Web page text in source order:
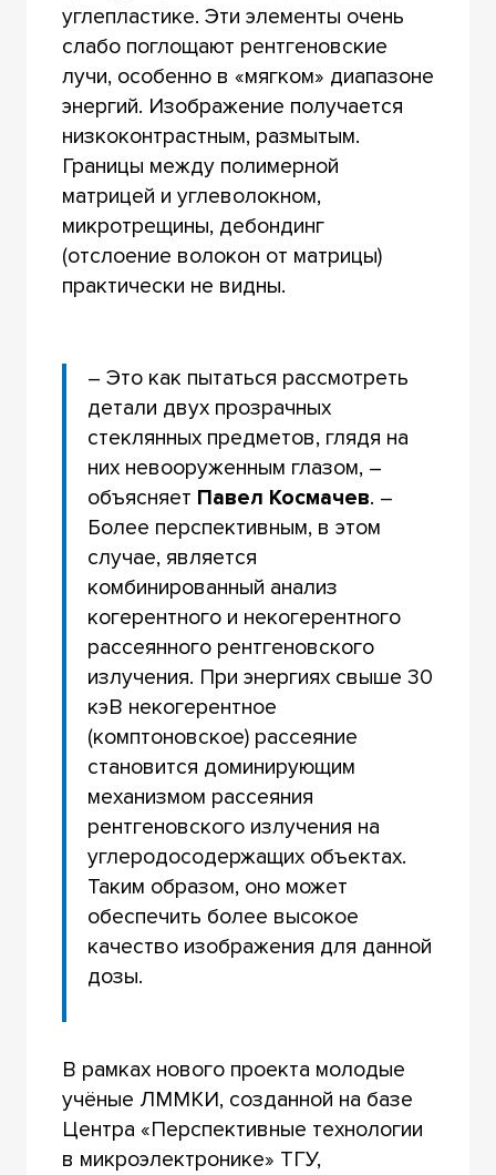
углепластике. Эти элементы очень
слабо поглощают рентгеновские
лучи, особенно в «мягком» диапазоне
энергий. Изображение получается
низкоконтрастным, размытым.
Границы между полимерной
матрицей и углеволокном,
микротрещины, дебондинг
(отслоение волокон от матрицы)
практически не видны.
– Это как пытаться рассмотреть
детали двух прозрачных
стеклянных предметов, глядя на
них невооруженным глазом, –
объясняет Павел Космачев. –
Более перспективным, в этом
случае, является
комбинированный анализ
когерентного и некогерентного
рассеянного рентгеновского
излучения. При энергиях свыше 30
кэВ некогерентное
(комптоновское) рассеяние
становится доминирующим
механизмом рассеяния
рентгеновского излучения на
углеродосодержащих объектах.
Таким образом, оно может
обеспечить более высокое
качество изображения для данной
дозы.
В рамках нового проекта молодые
учёные ЛММКИ, созданной на базе
Центра «Перспективные технологии
в микроэлектронике» ТГУ,